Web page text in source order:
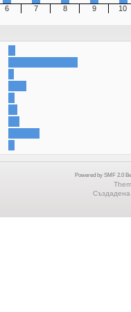
6 7 8 9 10
Powered by SMF 2.0
Създадена